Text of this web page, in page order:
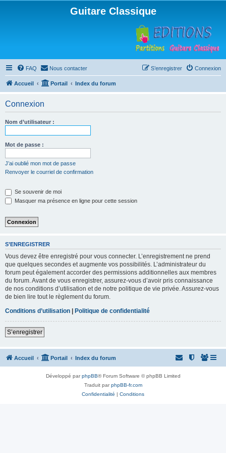
Guitare Classique
FAQ Nous contacter Connexion
S’enregistrer
Accueil Portail Index du forum
Connexion
Nom d’utilisateur :
Mot de passe :
J’ai oublié mon mot de passe
Renvoyer le courriel de confirmation
Se souvenir de moi
Masquer ma présence en ligne pour cette session
S’ENREGISTRER
Vous devez être enregistré pour vous connecter. L’enregistrement ne prend
que quelques secondes et augmente vos possibilités. L’administrateur du
forum peut également accorder des permissions additionnelles aux membres
du forum. Avant de vous enregistrer, assurez-vous d’avoir pris connaissance
de nos conditions d’utilisation et de notre politique de vie privée. Assurez-vous
de bien lire tout le règlement du forum.
Conditions d’utilisation | Politique de confidentialité
S’enregistrer
Accueil Portail Index du forum
Développé parphpBB® Forum Software © phpBB Limited
Traduit parphpBB-fr.com
Confidentialité | Conditions